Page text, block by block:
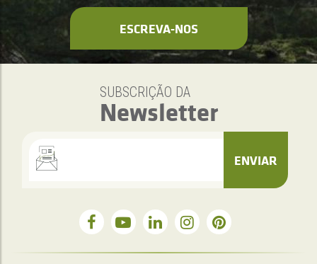
ESCREVA-NOS
SUBSCRIÇÃO DA
Newsletter
ENVIAR